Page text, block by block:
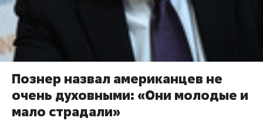
Познер назвал американцев не
очень духовными: «Они молодые и
мало страдали»